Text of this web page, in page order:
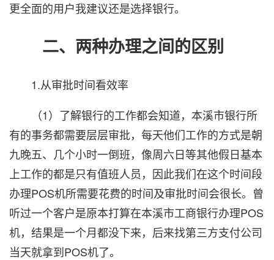
更全面的用户我建议还是选择银行。
二、两种办理之间的区别
1.从审批时间看效率
（1）了解银行的工作都会知道，本溪市银行所
有的事务都需要层层审批，每天他们工作的方式是朝
九晚五、几个小时一倒班，像周六日等其他假日基本
上工作的都是只有值班人员，因此我们在这个时间段
办理POS机所需要花费的时间及审批时间会很长。曾
听过一个客户是原本打算在本溪市工商银行办理POS
机，结果是一个月都没下来，后来找第三方支付公司
当天就拿到POS机了。